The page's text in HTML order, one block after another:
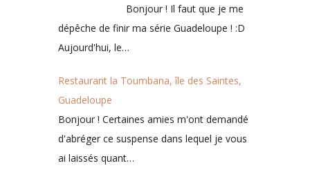
Bonjour ! Il faut que je me
dépêche de finir ma série Guadeloupe ! :D
Aujourd'hui, le…
Restaurant la Toumbana, île des Saintes,
Guadeloupe
Bonjour ! Certaines amies m'ont demandé
d'abréger ce suspense dans lequel je vous
ai laissés quant…